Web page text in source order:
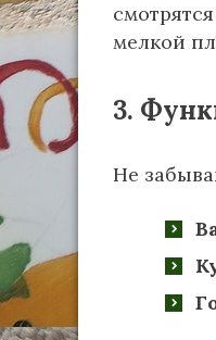
мелкой
3.
Не